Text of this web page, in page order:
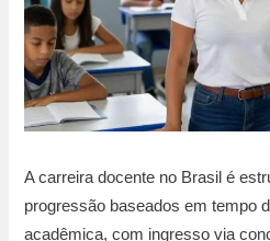
A carreira docente no Brasil é
progressão baseados em tempo
acadêmica, com ingresso via